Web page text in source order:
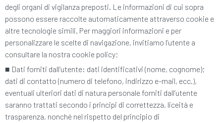
degli organi di vigilanza preposti. Le informazioni di cui sopra
possono essere raccolte automaticamente attraverso cookie e
altre tecnologie simili. Per maggiori informazioni e per
personalizzare le scelte di navigazione, invitiamo l’utente a
consultare la nostra cookie policy;
■ Dati forniti dall’utente: dati identificativi (nome, cognome);
dati di contatto (numero di telefono, indirizzo e-mail, ecc.),
eventuali ulteriori dati di natura personale forniti dall’utente
saranno trattati secondo i principi di correttezza, liceità e
trasparenza, nonché nel rispetto del principio di